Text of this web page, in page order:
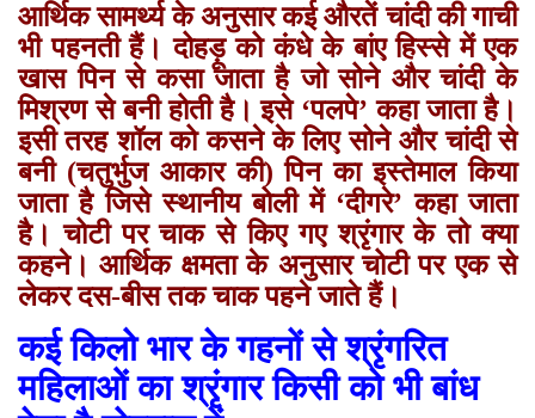
आर्थिक सामर्थ्य के अनुसार कई औरतें चांदी की गाची
भी पहनती हैं। दोहड़ू को कंधे के बांए हिस्से में एक
खास पिन से कसा जाता है जो सोने और चांदी के
मिश्रण से बनी होती है। इसे ‘पलपे’ कहा जाता है।
इसी तरह शॉल को कसने के लिए सोने और चांदी से
बनी (चतुर्भुज आकार की) पिन का इस्तेमाल किया
जाता है जिसे स्थानीय बोली में ‘दीगरे’ कहा जाता
है। चोटी पर चाक से किए गए श्रृंगार के तो क्या
कहने। आर्थिक क्षमता के अनुसार चोटी पर एक से
लेकर दस-बीस तक चाक पहने जाते हैं।
कई किलो भार के गहनों से श्रृंगरित
महिलाओं का श्रृंगार किसी को भी बांध